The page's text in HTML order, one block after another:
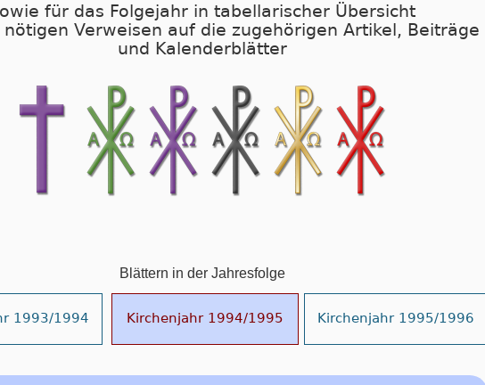
für das Folgejahr in tabellarischer Übersicht
Verweisen auf die zugehörigen Artikel, Beiträge
und Kalenderblätter
Blättern in der Jahresfolge
1993/1994 Kirchenjahr 1994/1995 Kirchenjahr 1995/1996